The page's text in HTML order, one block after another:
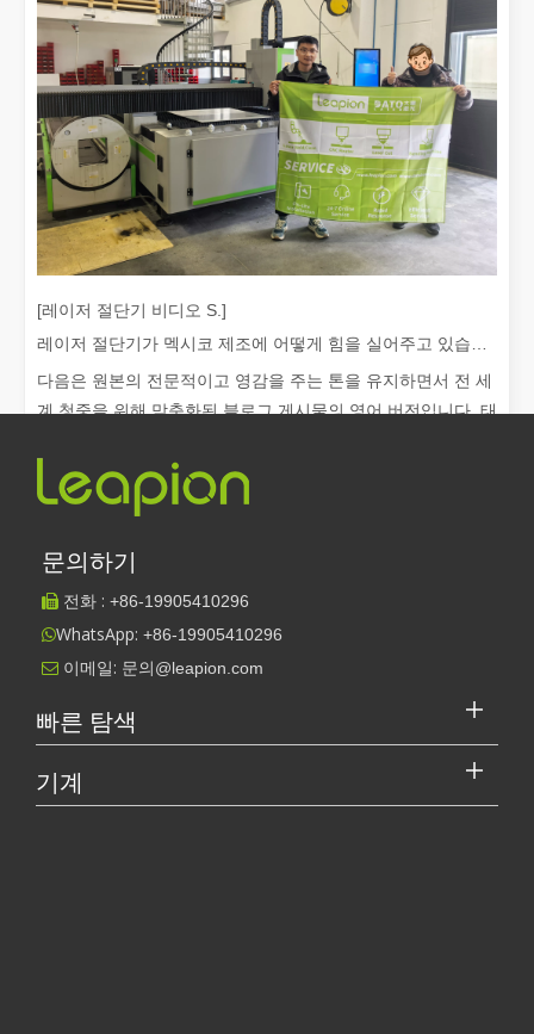
레이저 절단이란 무엇입니까? 슬라이스의 과학
레이저 절단이란 무엇입니까? 조각의 과학핵심적으로 레이저 절
레이저 제거 페인트, 페인트를 제거하는 가장 좋은 방법을 선택해야 합니다.
레이저 커터의 가격은 얼마입니까? 최고를 선택하는 방법은 무엇입니까?
[레이저 절단기 비디오 S.]
다음은 원본의 전문적이고 영감을 주는 톤을 유지하면서 전 세
계 청중을 위해 맞춤화된 블로그 게시물의 영어 버전입니다. 태
문의하기
 전화 : +86-19905410296
WhatsApp: +86-19905410296
 이메일: 문의@leapion.com
빠른 탐색
기계